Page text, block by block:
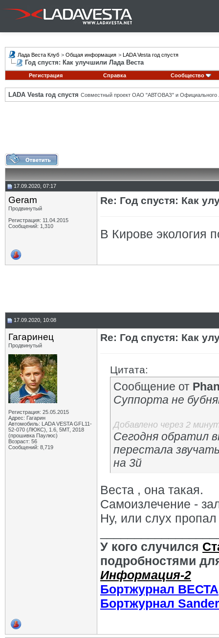
Лада Веста Клуб > Общая информация > LADA Vesta год спустя
Год спустя: Как улучшили Лада Веста
Регистрация Справка Сообщество
LADA Vesta год спустя Совместный проект ОАО "АВТОВАЗ" и Официального
17.09.2020, 07:17
Geram
Продвинутый
Регистрация: 11.04.2015
Сообщений: 1,310
Re: Год спустя: Как
В Кирове экология
17.09.2020, 10:08
Гагаринец
Продвинутый
Регистрация: 25.05.2015
Адрес: Гагарин
Автомобиль: LADA VESTA GFL11-
52-070 (ЛЮКС), 1.6, 5МТ, 2018
(прошивка Паулюс)
Возраст: 56
Сообщений: 8,719
Re: Год спустя: Как
Цитата:
Сообщение от
Суппорта не
Добавлено через 2
Сегодня обратил
перестала
на 3й
Веста , она такая.
Самоизлечение -
Ну, или слух
У кого случился
подробностями
Информация-2
Бортжурнал ВЕСТА
Бортжурнал